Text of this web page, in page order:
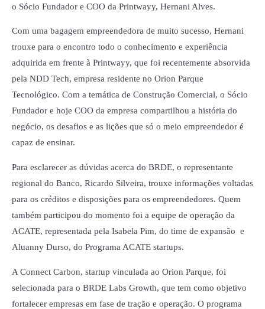
o Sócio Fundador e COO da Printwayy, Hernani Alves.
Com uma bagagem empreendedora de muito sucesso, Hernani
trouxe para o encontro todo o conhecimento e experiência
adquirida em frente à Printwayy, que foi recentemente absorvida
pela NDD Tech, empresa residente no Orion Parque
Tecnológico. Com a temática de Construção Comercial, o Sócio
Fundador e hoje COO da empresa compartilhou a história do
negócio, os desafios e as lições que só o meio empreendedor é
capaz de ensinar.
Para esclarecer as dúvidas acerca do BRDE, o representante
regional do Banco, Ricardo Silveira, trouxe informações voltadas
para os créditos e disposições para os empreendedores. Quem
também participou do momento foi a equipe de operação da
ACATE, representada pela Isabela Pim, do time de expansão e
Aluanny Durso, do Programa ACATE startups.
A Connect Carbon, startup vinculada ao Orion Parque, foi
selecionada para o BRDE Labs Growth, que tem como objetivo
fortalecer empresas em fase de tração e operação. O programa